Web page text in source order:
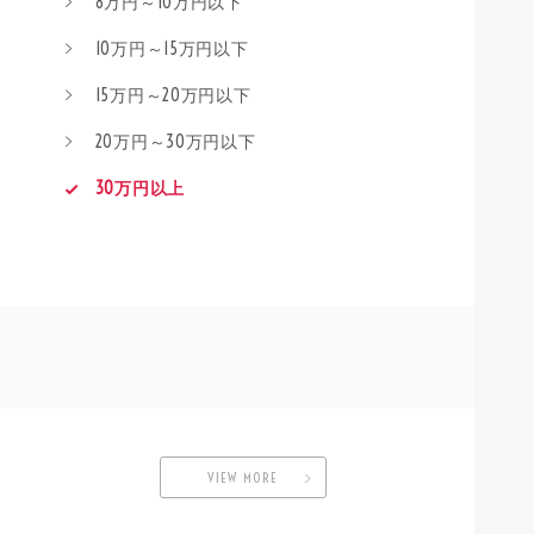
10万円～15万円以下
15万円～20万円以下
20万円～30万円以下
30万円以上
VIEW MORE